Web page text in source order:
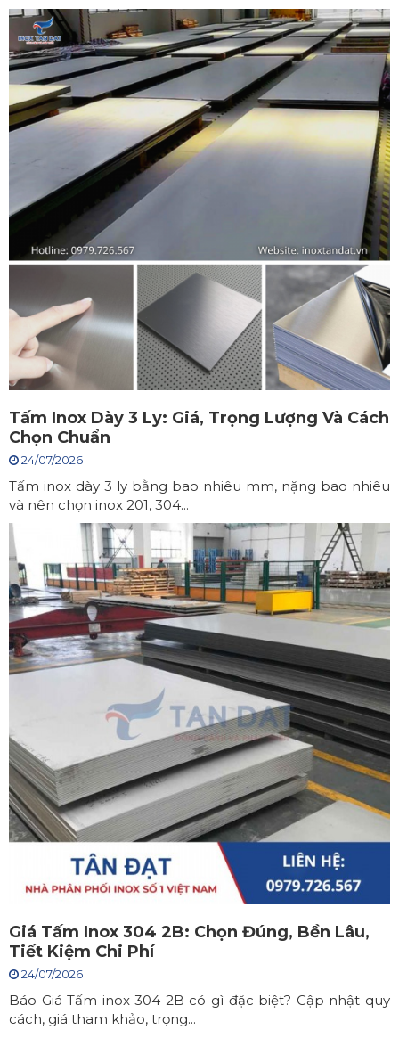
Tấm Inox Dày 3 Ly: Giá, Trọng Lượng Và Cách
Chọn Chuẩn
24/07/2026
Tấm inox dày 3 ly bằng bao nhiêu mm, nặng bao nhiêu
và nên chọn inox 201, 304...
Giá Tấm Inox 304 2B: Chọn Đúng, Bền Lâu,
Tiết Kiệm Chi Phí
24/07/2026
Báo Giá Tấm inox 304 2B có gì đặc biệt? Cập nhật quy
cách, giá tham khảo, trọng...